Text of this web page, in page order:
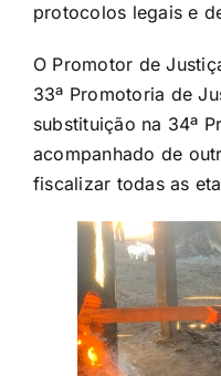
protocolos legais e
O Promotor de
33ª Promotoria de
substituição na 34ª
acompanhado de
fiscalizar todas as